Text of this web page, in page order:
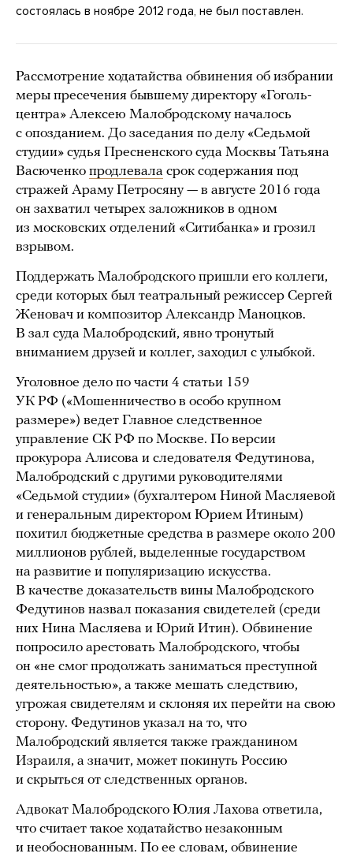
состоялась в ноябре 2012 года, не был поставлен.
Рассмотрение ходатайства обвинения об избрании
меры пресечения бывшему директору «Гоголь-
центра» Алексею Малобродскому началось
с опозданием. До заседания по делу «Седьмой
студии» судья Пресненского суда Москвы Татьяна
Васюченко продлевала срок содержания под
стражей Араму Петросяну — в августе 2016 года
он захватил четырех заложников в одном
из московских отделений «Ситибанка» и грозил
взрывом.
Поддержать Малобродского пришли его коллеги,
среди которых был театральный режиссер Сергей
Женовач и композитор Александр Маноцков.
В зал суда Малобродский, явно тронутый
вниманием друзей и коллег, заходил с улыбкой.
Уголовное дело по части 4 статьи 159
УК РФ («Мошенничество в особо крупном
размере») ведет Главное следственное
управление СК РФ по Москве. По версии
прокурора Алисова и следователя Федутинова,
Малобродский с другими руководителями
«Седьмой студии» (бухгалтером Ниной Масляевой
и генеральным директором Юрием Итиным)
похитил бюджетные средства в размере около 200
миллионов рублей, выделенные государством
на развитие и популяризацию искусства.
В качестве доказательств вины Малобродского
Федутинов назвал показания свидетелей (среди
них Нина Масляева и Юрий Итин). Обвинение
попросило арестовать Малобродского, чтобы
он «не смог продолжать заниматься преступной
деятельностью», а также мешать следствию,
угрожая свидетелям и склоняя их перейти на свою
сторону. Федутинов указал на то, что
Малобродский является также гражданином
Израиля, а значит, может покинуть Россию
и скрыться от следственных органов.
Адвокат Малобродского Юлия Лахова ответила,
что считает такое ходатайство незаконным
и необоснованным. По ее словам, обвинение